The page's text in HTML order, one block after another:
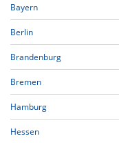
Bayern
Berlin
Brandenburg
Bremen
Hamburg
Hessen